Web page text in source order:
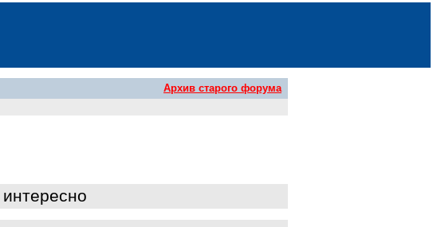
Архив старого форума